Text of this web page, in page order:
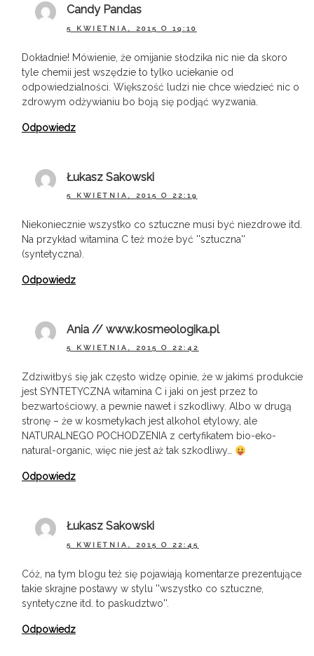
Bądź na biężaco!
Zapisz się na newsletter, aby
otrzymywać informacje o
nowych treściach na stronie
totylkoteoria.pl
Wyrażam zgodę na przetwarzanie moich danych osobowych (adresu e-
mail oraz imienia) zawartych w zgłoszeniu w celu otrzymywania
newslettera. W każdym momencie mogę wycofać zgodę wypisując się z
newslettera. Szczegółowe informacje o przetwarzaniu danych znajdują
się w polityce prywatności.
Candy Pandas
5 KWIETNIA, 2015 O 19:10
Dokładnie! Mówienie, że omijanie słodzika nic nie da skoro
tyle chemii jest wszędzie to tylko uciekanie od
odpowiedzialności. Większość ludzi nie chce wiedzieć nic o
zdrowym odżywianiu bo boją się podjąć wyzwania.
Odpowiedz
Łukasz Sakowski
5 KWIETNIA, 2015 O 22:19
Niekoniecznie wszystko co sztuczne musi być niezdrowe itd.
Na przykład witamina C też może być ''sztuczna''
(syntetyczna).
Odpowiedz
Ania // www.kosmeologika.pl
5 KWIETNIA, 2015 O 22:42
Zdziwiłbyś się jak często widzę opinie, że w jakimś produkcie
jest SYNTETYCZNA witamina C i jaki on jest przez to
bezwartościowy, a pewnie nawet i szkodliwy. Albo w drugą
stronę – że w kosmetykach jest alkohol etylowy, ale
NATURALNEGO POCHODZENIA z certyfikatem bio-eko-
natural-organic, więc nie jest aż tak szkodliwy…
Odpowiedz
Łukasz Sakowski
5 KWIETNIA, 2015 O 22:45
Cóż, na tym blogu też się pojawiają komentarze prezentujące
takie skrajne postawy w stylu ''wszystko co sztuczne,
syntetyczne itd. to paskudztwo''.
Odpowiedz